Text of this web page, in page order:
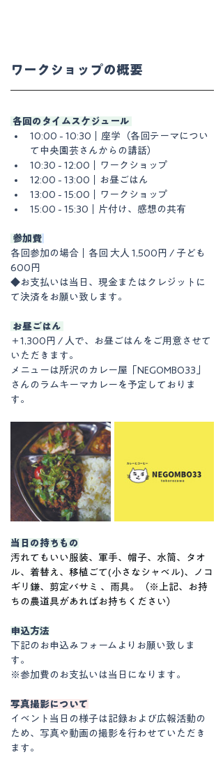
ワークショップの概要
各回のタイムスケジュール
10:00 - 10:30｜座学（各回テーマについ
て中央園芸さんからの講話）
10:30 - 12:00｜ワークショップ
12:00 - 13:00｜お昼ごはん
13:00 - 15:00｜ワークショップ
15:00 - 15:30｜片付け、感想の共有
参加費
各回参加の場合｜各回 大人 1,500円 / 子ども
600円
◆お支払いは当日、現金またはクレジットに
て決済をお願い致します。
お昼ごはん
＋1,300円 / 人で、お昼ごはんをご用意させて
いただきます。
メニューは所沢のカレー屋「NEGOMBO33」
さんのラムキーマカレーを予定しておりま
す。
当日の持ちもの
汚れてもいい服装、軍手、帽子、水筒、タオ
ル、着替え、移植ごて(小さなシャベル)、ノコ
ギリ鎌、剪定バサミ 、雨具。（※上記、お持
ちの農道具があればお持ちください）
申込方法
下記のお申込みフォームよりお願い致しま
す。
※参加費のお支払いは当日になります。
写真撮影について
イベント当日の様子は記録および広報活動の
ため、写真や動画の撮影を行わせていただき
ます。